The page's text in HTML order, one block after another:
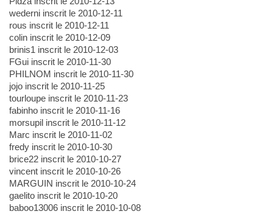
wederni inscrit le 2010-12-11
rous inscrit le 2010-12-11
colin inscrit le 2010-12-09
brinis1 inscrit le 2010-12-03
FGui inscrit le 2010-11-30
PHILNOM inscrit le 2010-11-30
jojo inscrit le 2010-11-25
tourloupe inscrit le 2010-11-23
fabinho inscrit le 2010-11-16
morsupil inscrit le 2010-11-12
Marc inscrit le 2010-11-02
fredy inscrit le 2010-10-30
brice22 inscrit le 2010-10-27
vincent inscrit le 2010-10-26
MARGUIN inscrit le 2010-10-24
gaelito inscrit le 2010-10-20
baboo13006 inscrit le 2010-10-08